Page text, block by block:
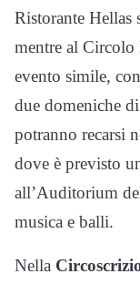
Ristorante Hellas
mentre al
evento simile,
due domeniche
potranno recarsi
dove è previsto
all’Auditorium
musica e balli.
Nella